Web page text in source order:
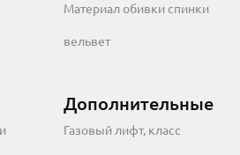
Материал обивки спинки
вельвет
Дополнительные
Газовый лифт, класс